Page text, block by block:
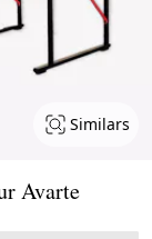
Similars
Avarte